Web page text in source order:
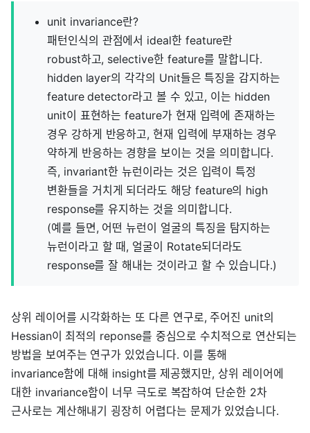
unit invariance란?
패턴인식의 관점에서 ideal한 feature란
robust하고, selective한 feature를 말합니다.
hidden layer의 각각의 Unit들은 특징을 감지하는
feature detector라고 볼 수 있고, 이는 hidden
unit이 표현하는 feature가 현재 입력에 존재하는
경우 강하게 반응하고, 현재 입력에 부재하는 경우
약하게 반응하는 경향을 보이는 것을 의미합니다.
즉, invariant한 뉴런이라는 것은 입력이 특정
변환들을 거치게 되더라도 해당 feature의 high
response를 유지하는 것을 의미합니다.
(예를 들면, 어떤 뉴런이 얼굴의 특징을 탐지하는
뉴런이라고 할 때, 얼굴이 Rotate되더라도
response를 잘 해내는 것이라고 할 수 있습니다.)
상위 레이어를 시각화하는 또 다른 연구로, 주어진 unit의
Hessian이 최적의 reponse를 중심으로 수치적으로 연산되는
방법을 보여주는 연구가 있었습니다. 이를 통해
invariance함에 대해 insight를 제공했지만, 상위 레이어에
대한 invariance함이 너무 극도로 복잡하여 단순한 2차
근사로는 계산해내기 굉장히 어렵다는 문제가 있었습니다.